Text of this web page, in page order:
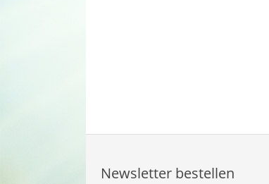
Newsletter bestellen